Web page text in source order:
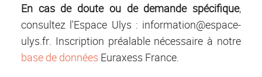
En cas de doute ou de demande spécifique,
consultez l'Espace Ulys : information@espace-
ulys.fr . Inscription préalable nécessaire à notre
base de données Euraxess France.